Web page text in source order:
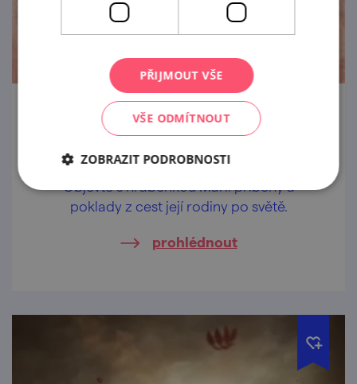
S hrabětem na cestách
poklady z cest její rodiny po světě.
prohlédnout
PŘIJMOUT VŠE
VŠE ODMÍTNOUT
ZOBRAZIT PODROBNOSTI